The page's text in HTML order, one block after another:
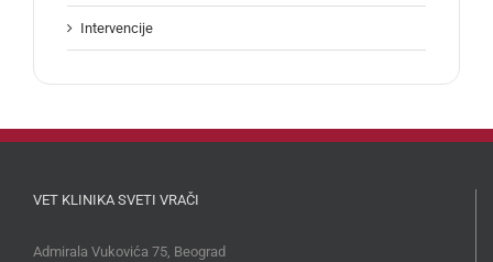
Intervencije
VET KLINIKA SVETI VRAČI
Admirala Vukovića 75, Beograd